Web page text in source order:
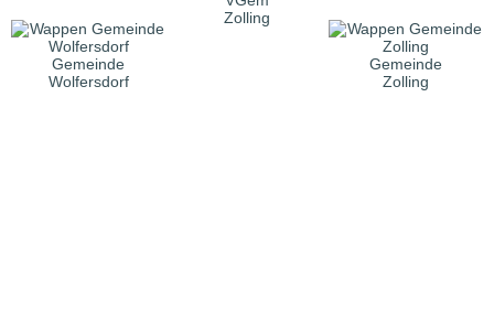
Zolling
Gemeinde
Wolfersdorf
Gemeinde
Zolling